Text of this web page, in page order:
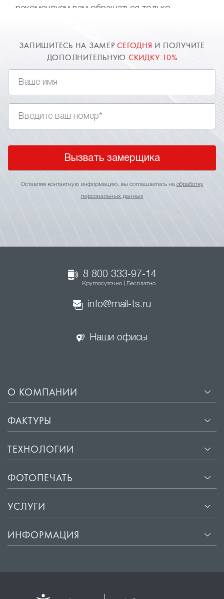
полотна, достаточно обратиться
рекомендуем вам обращаться только
натяжного потолка после пореза, залива
и устранит любые проблемы с потолочными
ЗАПИШИТЕСЬ НА ЗАМЕРСЕГОДНЯ И ПОЛУЧИТЕ
ДОПОЛНИТЕЛЬНУЮ СКИДКУ 10%
Вызвать замерщика
Оставляя контактную информацию, вы соглашаетесь на обработку
персональных данных
8 800 333-97-14
Круглосуточно | Бесплатно
info@mail-ts.ru
Наши офисы
О КОМПАНИИ
ФАКТУРЫ
ТЕХНОЛОГИИ
ФОТОПЕЧАТЬ
УСЛУГИ
ИНФОРМАЦИЯ